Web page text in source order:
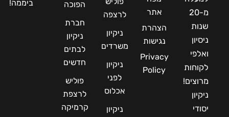
מ-20
שנות
ניסיון
ואלפי
לקוחות
מרוצים!
ניקיון
יסודי
אתר
הצהרת
נגישות
Privacy
Policy
לרצפה
ניקיון
משרדים
ניקיון
לפני
אכלוס
ניקיון
הפוכה
חברת
ניקיון
לבתים
חדשים
פוליש
לרצפת
קרמיקה
ביממה!